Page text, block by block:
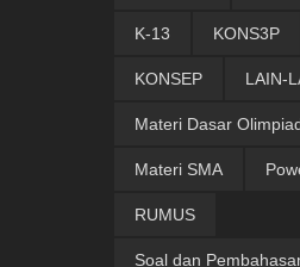
K-13 KONS3P
KONSEP LAIN-
Materi Dasar
Materi SMA
RUMUS
Soal dan